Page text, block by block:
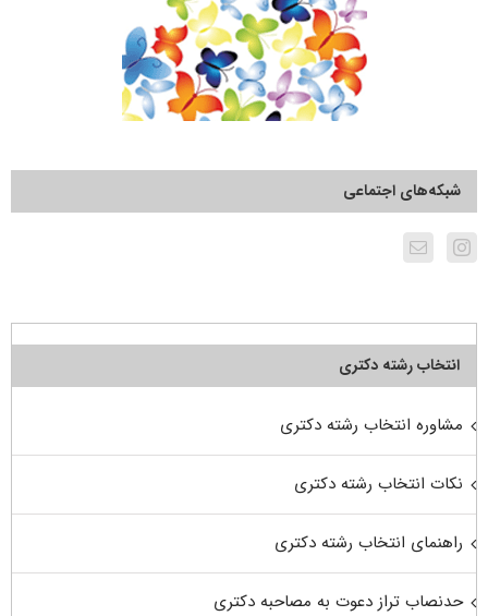
شبکه‌های اجتماعی
انتخاب رشته دکتری
مشاوره انتخاب رشته دکتری
نکات انتخاب رشته دکتری
راهنمای انتخاب رشته دکتری
حدنصاب تراز دعوت به مصاحبه دکتری